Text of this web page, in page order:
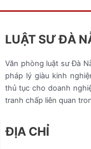
LUẬT SƯ ĐÀ
Văn phòng luật sư Đà
pháp lý giàu kinh
thủ tục cho doanh
tranh chấp liên quan
ĐỊA CHỈ